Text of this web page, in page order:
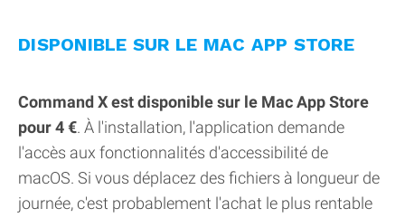
DISPONIBLE SUR LE MAC APP STORE
Command X est disponible sur le Mac App Store
pour 4 €. À l'installation, l'application demande
l'accès aux fonctionnalités d'accessibilité de
macOS. Si vous déplacez des fichiers à longueur de
journée, c'est probablement l'achat le plus rentable